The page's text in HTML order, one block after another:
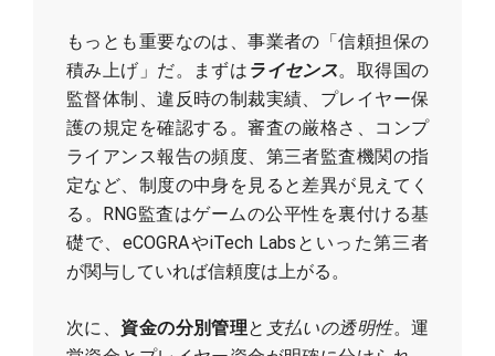
もっとも重要なのは、事業者の「信頼担保の
積み上げ」だ。まずは ライセンス。取得国の
監督体制、違反時の制裁実績、プレイヤー保
護の規定を確認する。審査の厳格さ、コンプ
ライアンス報告の頻度、第三者監査機関の指
定など、制度の中身を見ると差異が見えてく
る。RNG監査はゲームの公平性を裏付ける基
礎で、eCOGRAやiTech Labsといった第三者
が関与していれば信頼度は上がる。
次に、 資金の分別管理と 支払いの透明性。運